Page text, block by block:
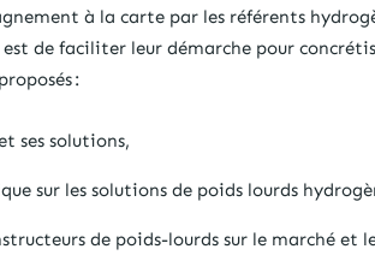
à la carte par les référents
est de faciliter leur démarche pour
:
ses solutions,
sur les solutions de poids lourds
de poids-lourds sur le marché et